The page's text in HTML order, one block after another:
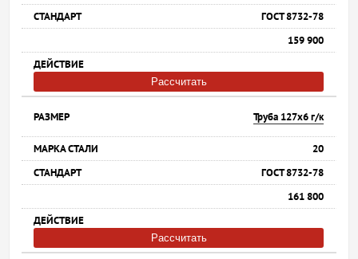
ГОСТ 8732-78
159 900
Рассчитать
Труба 127х6 г/к
20
ГОСТ 8732-78
161 800
Рассчитать